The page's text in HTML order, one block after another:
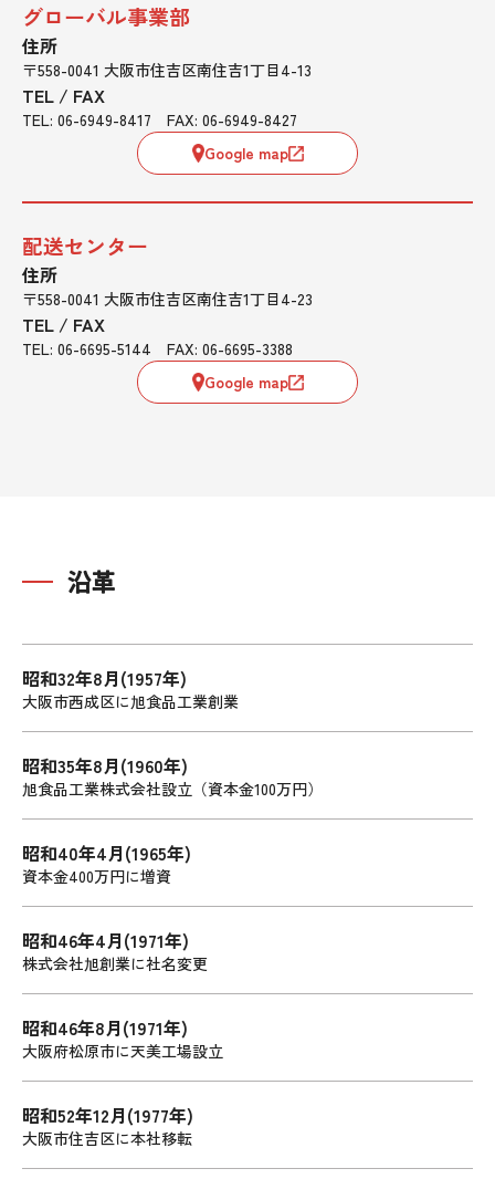
グローバル事業部
住所
〒558-0041 大阪市住吉区南住吉1丁目4-13
TEL / FAX
TEL: 06-6949-8417 FAX: 06-6949-8427
Google map
配送センター
住所
〒558-0041 大阪市住吉区南住吉1丁目4-23
TEL / FAX
TEL: 06-6695-5144 FAX: 06-6695-3388
Google map
沿革
昭和32年8月(1957年)
大阪市西成区に旭食品工業創業
昭和35年8月(1960年)
旭食品工業株式会社設立（資本金100万円）
昭和40年4月(1965年)
資本金400万円に増資
昭和46年4月(1971年)
株式会社旭創業に社名変更
昭和46年8月(1971年)
大阪府松原市に天美工場設立
昭和52年12月(1977年)
大阪市住吉区に本社移転